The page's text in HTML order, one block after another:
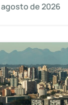
de 2026